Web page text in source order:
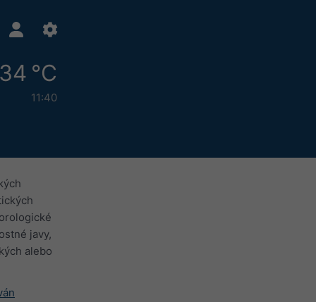
34 °C
11:40
javy,
alebo